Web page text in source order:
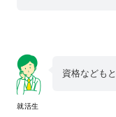
就活生
資格なども